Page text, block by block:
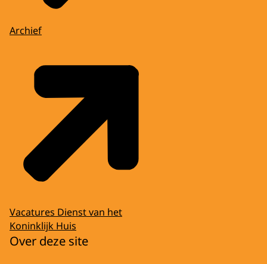
Archief
Vacatures Dienst van het
Koninklijk Huis
Over deze site